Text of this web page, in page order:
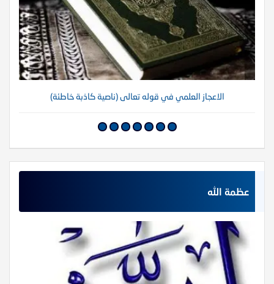
الاعجاز العلمي في قوله تعالى (ناصية كاذبة خاطئة)
عظمة الله